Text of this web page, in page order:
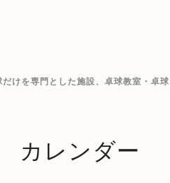
けを専門とした施設、卓球教室・
カレンダー